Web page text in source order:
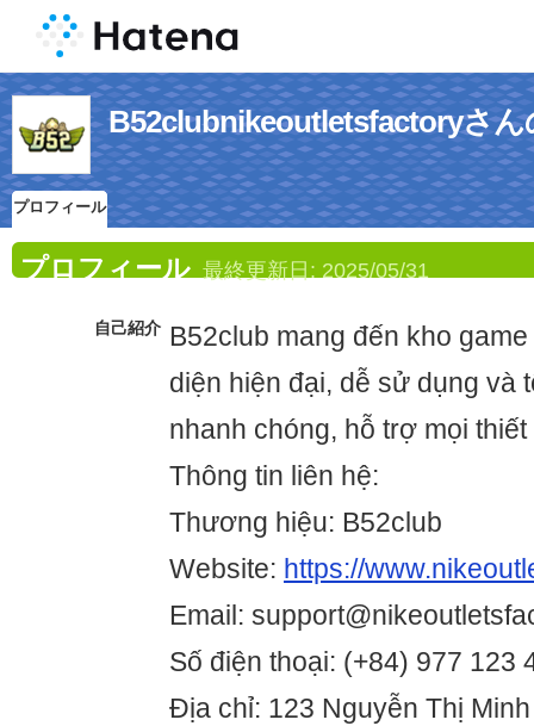
B52clubnikeoutletsfactoryさ
プロフィール
プロフィール 最終更新日: 2025/05/31
自己紹介 B52club mang đến kho
diện hiện đại, dễ sử dụng và
nhanh chóng, hỗ trợ mọi thiết
Thông tin liên hệ:
Thương hiệu: B52club
Website: https://
Email:
Số điện thoại: (+84) 977 123
Địa chỉ: 123 Nguyễn Thị